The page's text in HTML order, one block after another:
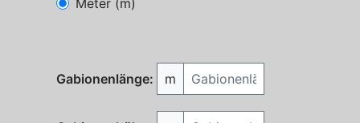
Meter (m)
Gabionenlänge: Gabionenlänge
m
Gabionenhöhe